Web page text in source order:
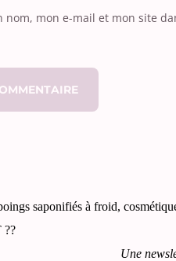
nom, mon e-mail et mon site
??
Une